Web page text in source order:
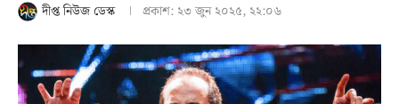
দীপ্ত নিউজ ডেস্ক প্রকাশ: ২৩ জুন ২০২৫, ২২:০৬